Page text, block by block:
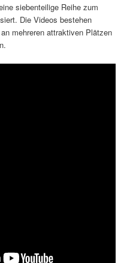
siebenteilige Reihe zum
Die Videos bestehen
mehreren attraktiven Plätzen